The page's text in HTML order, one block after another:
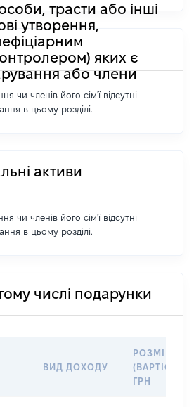
трасти або інші
утворення,
яких є
або члени
чи членів його сім'ї відсутні
в цьому розділі.
активи
чи членів його сім'ї відсутні
в цьому розділі.
числі подарунки
ВИД ДОХОДУ
РОЗМІР
(ВАРТІСТЬ),
ГРН